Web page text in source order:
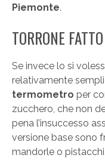
Piemonte.
TORRONE
Se invece lo si
relativamente
termometro per
zucchero, che non
pena l’insuccesso
versione base sono
mandorle o